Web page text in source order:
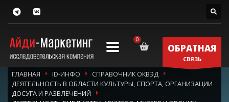
ОБРАТНАЯ
СВЯЗЬ
ГЛАВНАЯ ID-ИНФО
СПРАВОЧНИК ОКВЭД
ДЕЯТЕЛЬНОСТЬ В ОБЛАСТИ КУЛЬТУРЫ, СПОРТА, ОРГАНИЗАЦИИ
ДОСУГА И РАЗВЛЕЧЕНИЙ